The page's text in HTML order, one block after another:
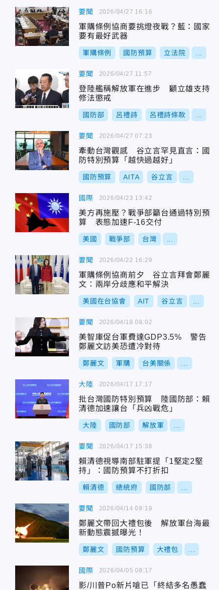
要聞
軍購條例協商要挑燈夜戰？藍：國家
要有最好武器
軍購條例 國防預算 立法院
2026/04/27 16:16
要聞
登陸艦稱解放軍在進步 顧立雄支持
修法懲戒
國防部 呂禮詩 呂禮詩條款
2026/04/27 11:57
要聞
牽動台灣觀感 谷立言罕見直言：國
防特別預算「越快過越好」
國防預算 AITA 谷立言
2026/04/27 07:23
國際
美方再施壓？戰爭部籲台通過特別預
算 表態加速F-16交付
美國 戰爭部 台灣
2026/04/23 13:42
要聞
軍購條例協商前夕 谷立言拜會鄭麗
文：兩岸分歧應和平解決
美國在台協會 AIT 谷立言
2026/04/22 16:29
要聞
美智庫促台軍費達GDP3.5% 警告
鄭麗文訪美恐遭冷對待
鄭麗文 軍購 台美關係
2026/04/18 08:02
大陸
批台灣國防特別預算 陸國防部：賴
清德加速讓台「兵凶戰危」
大陸 國防部 解放軍
2026/04/17 17:17
要聞
賴清德視導南部駐軍提「1堅定2堅
持」：國防預算不打折扣
賴清德 總統府 國防部
2026/04/17 15:38
要聞
鄭麗文帶回大禮包後 解放軍台海最
新動態震撼曝光！
鄭麗文 國防預算 大禮包
2026/04/14 09:19
國際
影/川普Po新片嗆已「終結多名愚蠢
2026/04/05 08:17